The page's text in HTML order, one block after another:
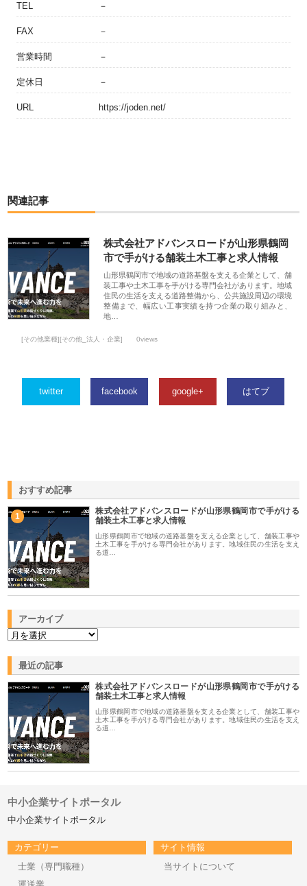
TEL －
FAX －
営業時間 －
定休日 －
URL https://joden.net/
関連記事
株式会社アドバンスロードが山形県鶴岡
市で手がける舗装土木工事と求人情報
山形県鶴岡市で地域の道路基盤を支える企業として、舗
装工事や土木工事を手がける専門会社があります。地域
住民の生活を支える道路整備から、公共施設周辺の環境
整備まで、幅広い工事実績を持つ企業の取り組みと、
地…
[その他業種][その他_法人・企業] 0views
twitter facebook google+ はてブ
おすすめ記事
1
株式会社アドバンスロードが山形県鶴岡市で手がける
舗装土木工事と求人情報
山形県鶴岡市で地域の道路基盤を支える企業として、舗装工事や
土木工事を手がける専門会社があります。地域住民の生活を支え
る道…
アーカイブ
最近の記事
株式会社アドバンスロードが山形県鶴岡市で手がける
舗装土木工事と求人情報
山形県鶴岡市で地域の道路基盤を支える企業として、舗装工事や
土木工事を手がける専門会社があります。地域住民の生活を支え
る道…
中小企業サイトポータル
中小企業サイトポータル
カテゴリー
士業（専門職種）
サイト情報
当サイトについて